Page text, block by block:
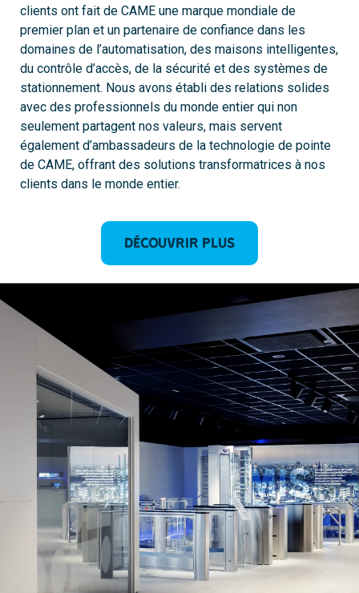
clients ont fait de CAME une marque mondiale de
premier plan et un partenaire de confiance dans les
domaines de l’automatisation, des maisons intelligentes,
du contrôle d’accès, de la sécurité et des systèmes de
stationnement. Nous avons établi des relations solides
avec des professionnels du monde entier qui non
seulement partagent nos valeurs, mais servent
également d’ambassadeurs de la technologie de pointe
de CAME, offrant des solutions transformatrices à nos
clients dans le monde entier.
DÉCOUVRIR PLUS